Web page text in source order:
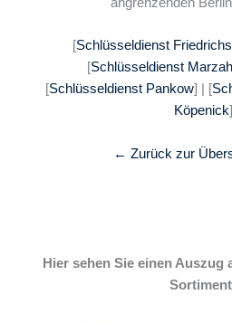
[Schlüsseldienst
[Schlüsseldienst
[Schlüsseldienst Pankow] | [
Köpenick]
← Zurück zur
Hier sehen Sie einen Auszug